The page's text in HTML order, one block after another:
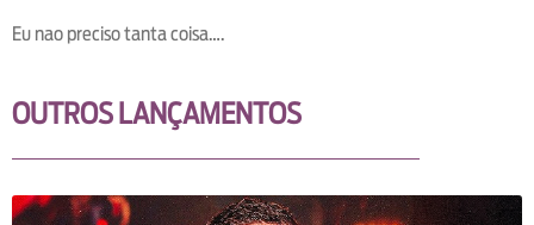
Eu nao preciso tanta coisa….
OUTROS LANÇAMENTOS